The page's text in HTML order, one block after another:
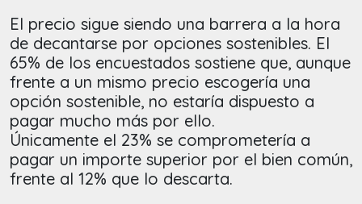
El precio sigue siendo una barrera a la hora
de decantarse por opciones sostenibles. El
65% de los encuestados sostiene que, aunque
frente a un mismo precio escogería una
opción sostenible, no estaría dispuesto a
pagar mucho más por ello.
Únicamente el 23% se comprometería a
pagar un importe superior por el bien común,
frente al 12% que lo descarta.